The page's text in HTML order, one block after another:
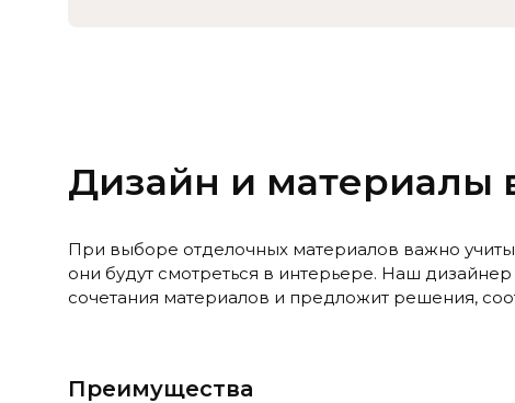
Дизайн и материалы
При выборе отделочных материалов важно
они будут смотреться в интерьере. Наш
сочетания материалов и предложит решения,
Преимущества